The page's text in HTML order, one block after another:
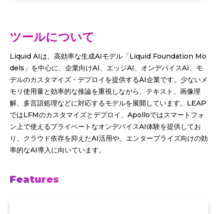
ツールについて
Liquid AIは、高効率な生成AIモデル「Liquid Foundation Mo
dels」を中心に、企業向けAI、エッジAI、オンデバイスAI、モ
デルのカスタマイズ・デプロイを提供するAI企業です。少ないメ
モリ使用量と効率的な推論を重視しながら、テキスト、画像理
解、多言語処理などに対応するモデルを展開しています。LEAP
ではLFMのカスタマイズとデプロイ、Apolloではスマートフォ
ン上で使えるプライベートなオンデバイスAI体験を提供してお
り、クラウド依存を抑えたAI活用や、エンタープライズ向けの効
率的なAI導入に向いています。
Features